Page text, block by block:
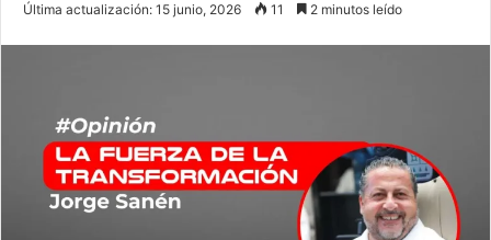
Última actualización: 15 junio, 2026 11 2 minutos leído